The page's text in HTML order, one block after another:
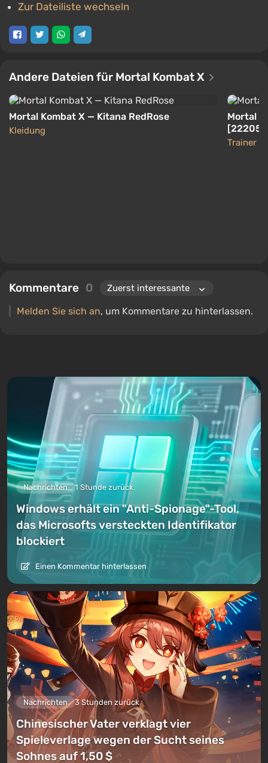
Zur Dateiliste wechseln
Andere Dateien für Mortal Kombat X
Mortal Kombat X — Kitana RedRose
Kleidung
Mortal
[22205
Trainer
Kommentare 0
Melden Sie sich an, um Kommentare zu hinterlassen.
Nachrichten 1 Stunde zurück
Windows erhält ein "Anti-Spionage"-Tool,
das Microsofts versteckten Identifikator
blockiert
Einen Kommentar hinterlassen
Nachrichten 3 Stunden zurück
Chinesischer Vater verklagt vier
Spieleverlage wegen der Sucht seines
Sohnes auf 1,50 $